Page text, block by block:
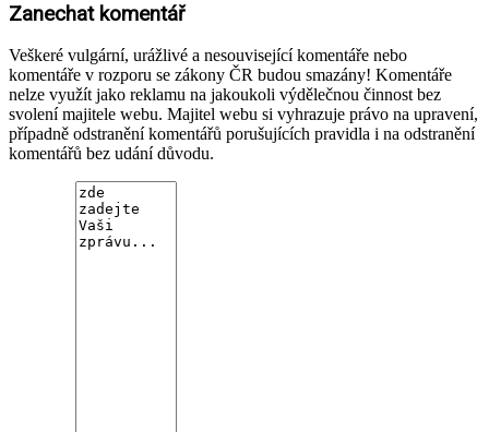
Zanechat komentář
Veškeré vulgární, urážlivé a nesouvisející komentáře nebo
komentáře v rozporu se zákony ČR budou smazány! Komentáře
nelze využít jako reklamu na jakoukoli výdělečnou činnost bez
svolení majitele webu. Majitel webu si vyhrazuje právo na upravení,
případně odstranění komentářů porušujících pravidla i na odstranění
komentářů bez udání důvodu.